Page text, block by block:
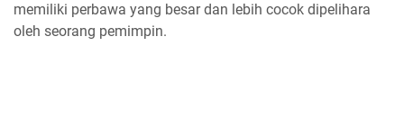
memiliki perbawa yang besar dan lebih cocok dipelihara
oleh seorang pemimpin.